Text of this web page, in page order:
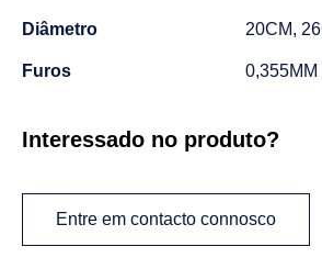
Diâmetro 20CM,
Furos 0,355MM
Interessado no produto?
Entre em contacto connosco